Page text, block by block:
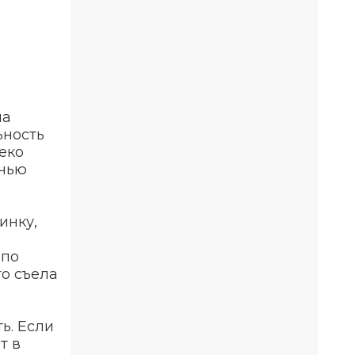
съела
Если
в